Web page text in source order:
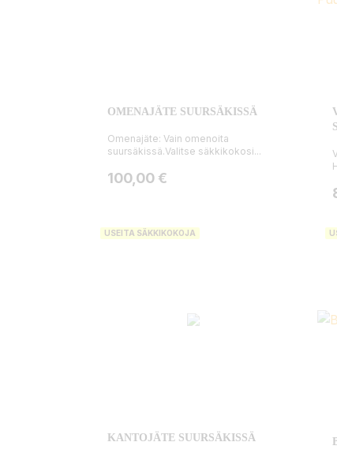
OMENAJÄTE SUURSÄKISSÄ
Omenajäte: Vain omenoita
suursäkissä.Valitse säkkikokosi...
Hinta
100,00 €
USEITA SÄKKIKOKOJA
KANTOJÄTE SUURSÄKISSÄ